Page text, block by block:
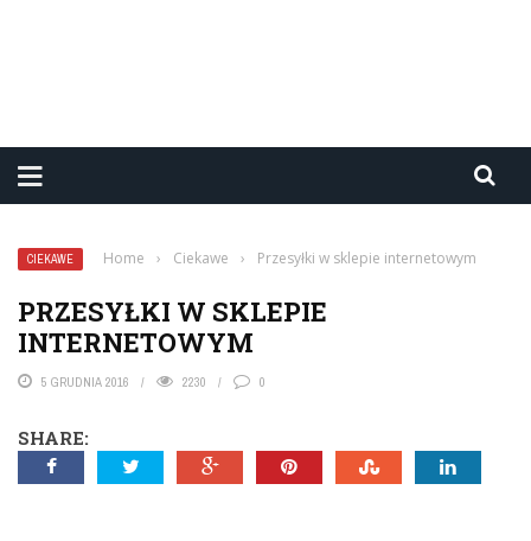
CIEKAWE Home › Ciekawe › Przesyłki w sklepie internetowym
PRZESYŁKI W SKLEPIE
INTERNETOWYM
5 GRUDNIA 2016 2230 0
SHARE: